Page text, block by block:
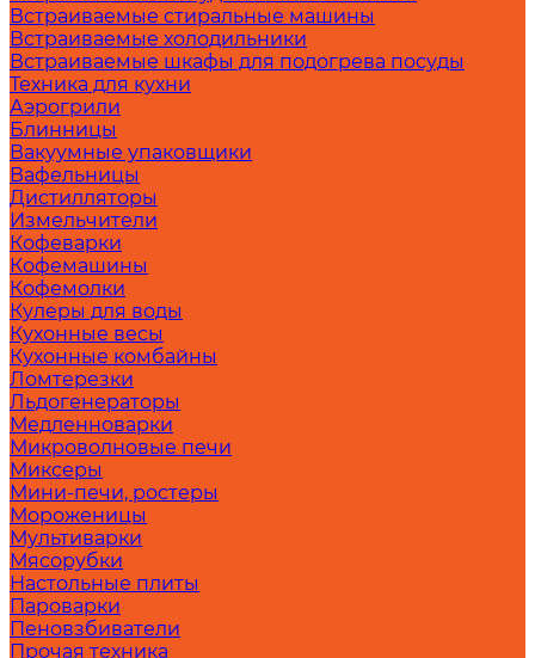
Встраиваемые стиральные машины
Встраиваемые холодильники
Встраиваемые шкафы для подогрева посуды
Техника для кухни
Аэрогрили
Блинницы
Вакуумные упаковщики
Вафельницы
Дистилляторы
Измельчители
Кофеварки
Кофемашины
Кофемолки
Кулеры для воды
Кухонные весы
Кухонные комбайны
Ломтерезки
Льдогенераторы
Медленноварки
Микроволновые печи
Миксеры
Мини-печи, ростеры
Мороженицы
Мультиварки
Мясорубки
Настольные плиты
Пароварки
Пеновзбиватели
Прочая техника